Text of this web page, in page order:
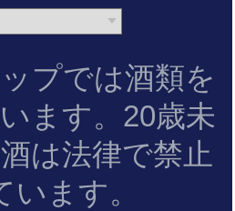
プでは酒類を
ます。20歳未
は法律で禁止
います。